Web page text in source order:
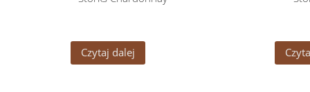
Czytaj dalej